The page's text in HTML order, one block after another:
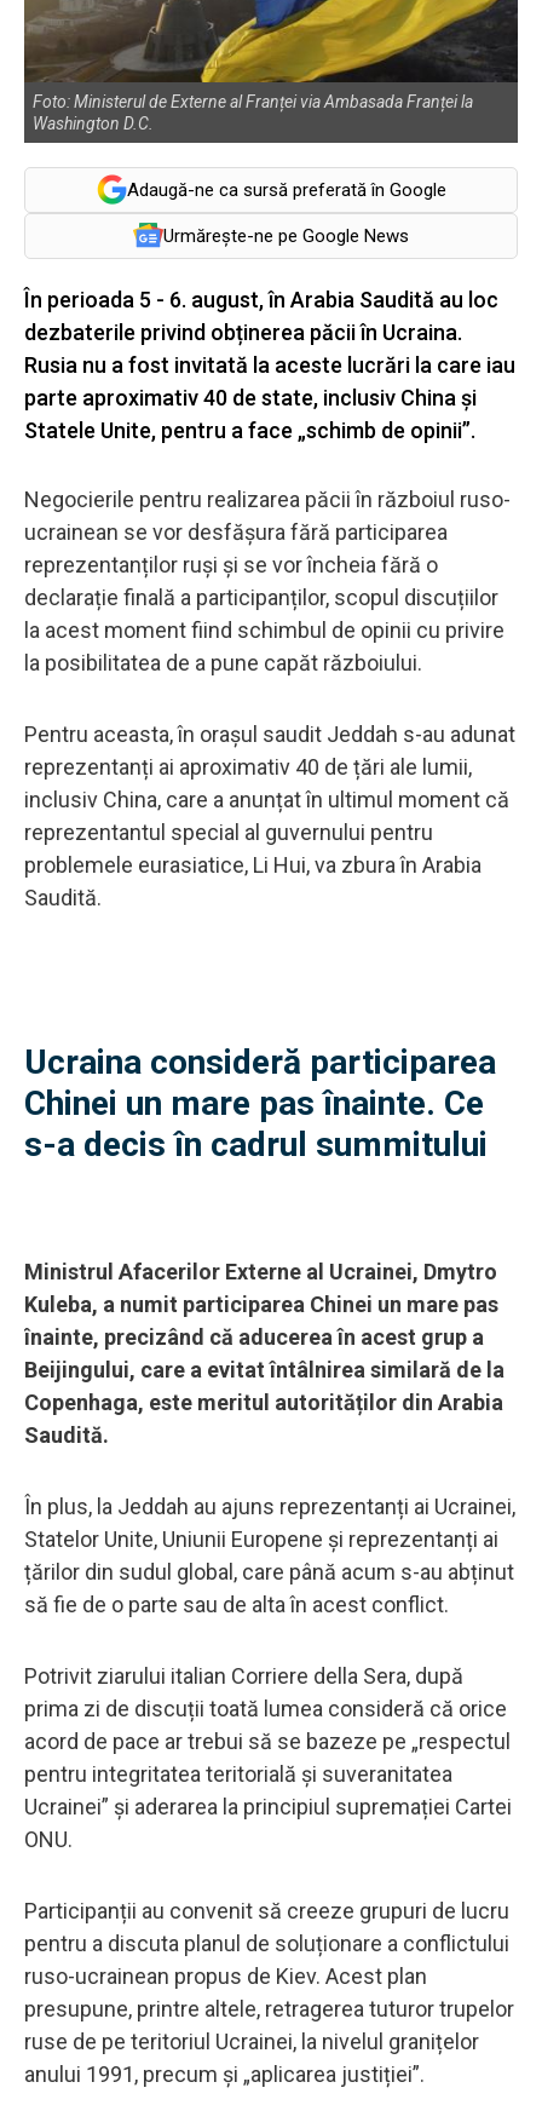
Foto: Ministerul de Externe al Franței via Ambasada Franței la
Washington D.C.
Adaugă-ne ca sursă preferată în Google
Urmărește-ne pe Google News
În perioada 5 - 6. august, în Arabia Saudită au loc
dezbaterile privind obținerea păcii în Ucraina.
Rusia nu a fost invitată la aceste lucrări la care iau
parte aproximativ 40 de state, inclusiv China și
Statele Unite, pentru a face „schimb de opinii”.
Negocierile pentru realizarea păcii în războiul ruso-
ucrainean se vor desfășura fără participarea
reprezentanților ruși și se vor încheia fără o
declarație finală a participanților, scopul discuțiilor
la acest moment fiind schimbul de opinii cu privire
la posibilitatea de a pune capăt războiului.
Pentru aceasta, în orașul saudit Jeddah s-au adunat
reprezentanți ai aproximativ 40 de țări ale lumii,
inclusiv China, care a anunțat în ultimul moment că
reprezentantul special al guvernului pentru
problemele eurasiatice, Li Hui, va zbura în Arabia
Saudită.
Ucraina consideră participarea
Chinei un mare pas înainte. Ce
s-a decis în cadrul summitului
Ministrul Afacerilor Externe al Ucrainei, Dmytro
Kuleba, a numit participarea Chinei un mare pas
înainte, precizând că aducerea în acest grup a
Beijingului, care a evitat întâlnirea similară de la
Copenhaga, este meritul autorităților din Arabia
Saudită.
În plus, la Jeddah au ajuns reprezentanți ai Ucrainei,
Statelor Unite, Uniunii Europene și reprezentanți ai
țărilor din sudul global, care până acum s-au abținut
să fie de o parte sau de alta în acest conflict.
Potrivit ziarului italian Corriere della Sera, după
prima zi de discuții toată lumea consideră că orice
acord de pace ar trebui să se bazeze pe „respectul
pentru integritatea teritorială și suveranitatea
Ucrainei” și aderarea la principiul supremației Cartei
ONU.
Participanții au convenit să creeze grupuri de lucru
pentru a discuta planul de soluționare a conflictului
ruso-ucrainean propus de Kiev. Acest plan
presupune, printre altele, retragerea tuturor trupelor
ruse de pe teritoriul Ucrainei, la nivelul granițelor
anului 1991, precum și „aplicarea justiției”.